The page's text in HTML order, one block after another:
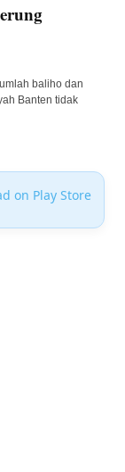
baliho dan
Banten tidak